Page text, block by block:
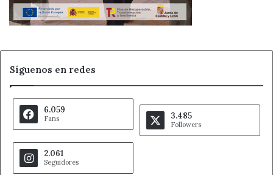
Ahora León Alsa
Noticias de León
Síguenos en redes
6.059
Fans 3.485
Followers
2.061
Seguidores